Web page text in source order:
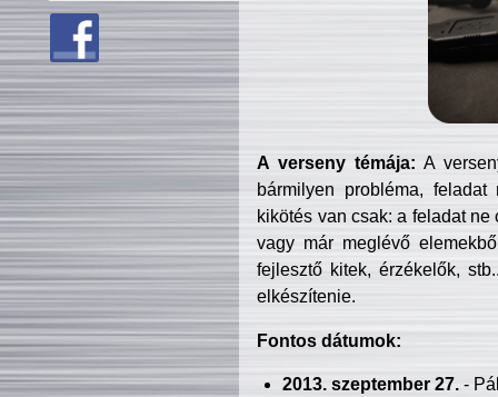
A verseny témája: A
bármilyen probléma, feladat
kikötés van csak: a feladat
vagy már meglévő
fejlesztő kitek, érzékelők,
elkészítenie.
Fontos dátumok:
2013. szeptember 27.-